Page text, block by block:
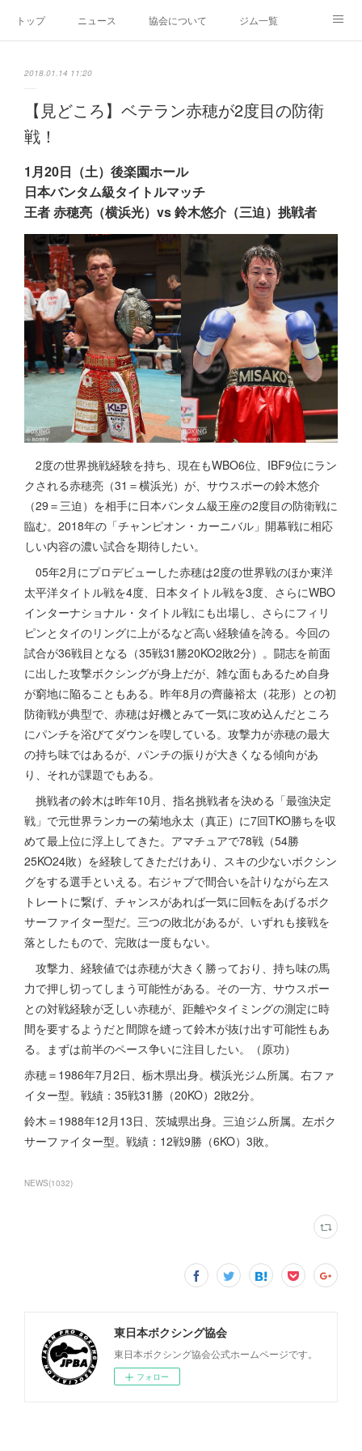
トップ ニュース 協会について ジム一覧
2018.01.14 11:20
【見どころ】ベテラン赤穂が2度目の防衛
戦！
1月20日（土）後楽園ホール
日本バンタム級タイトルマッチ
王者 赤穂亮（横浜光）vs 鈴木悠介（三迫）挑戦者
2度の世界挑戦経験を持ち、現在もWBO6位、IBF9位にラン
クされる赤穂亮（31＝横浜光）が、サウスポーの鈴木悠介
（29＝三迫）を相手に日本バンタム級王座の2度目の防衛戦に
臨む。2018年の「チャンピオン・カーニバル」開幕戦に相応
しい内容の濃い試合を期待したい。
05年2月にプロデビューした赤穂は2度の世界戦のほか東洋
太平洋タイトル戦を4度、日本タイトル戦を3度、さらにWBO
インターナショナル・タイトル戦にも出場し、さらにフィリ
ピンとタイのリングに上がるなど高い経験値を誇る。今回の
試合が36戦目となる（35戦31勝20KO2敗2分）。闘志を前面
に出した攻撃ボクシングが身上だが、雑な面もあるため自身
が窮地に陥ることもある。昨年8月の齊藤裕太（花形）との初
防衛戦が典型で、赤穂は好機とみて一気に攻め込んだところ
にパンチを浴びてダウンを喫している。攻撃力が赤穂の最大
の持ち味ではあるが、パンチの振りが大きくなる傾向があ
り、それが課題でもある。
挑戦者の鈴木は昨年10月、指名挑戦者を決める「最強決定
戦」で元世界ランカーの菊地永太（真正）に7回TKO勝ちを収
めて最上位に浮上してきた。アマチュアで78戦（54勝
25KO24敗）を経験してきただけあり、スキの少ないボクシン
グをする選手といえる。右ジャブで間合いを計りながら左ス
トレートに繋げ、チャンスがあれば一気に回転をあげるボク
サーファイター型だ。三つの敗北があるが、いずれも接戦を
落としたもので、完敗は一度もない。
攻撃力、経験値では赤穂が大きく勝っており、持ち味の馬
力で押し切ってしまう可能性がある。その一方、サウスポー
との対戦経験が乏しい赤穂が、距離やタイミングの測定に時
間を要するようだと間隙を縫って鈴木が抜け出す可能性もあ
る。まずは前半のペース争いに注目したい。（原功）
赤穂＝1986年7月2日、栃木県出身。横浜光ジム所属。右ファ
イター型。戦績：35戦31勝（20KO）2敗2分。
鈴木＝1988年12月13日、茨城県出身。三迫ジム所属。左ボク
サーファイター型。戦績：12戦9勝（6KO）3敗。
NEWS(1032)
東日本ボクシング協会
東日本ボクシング協会公式ホームページです。
フォロー